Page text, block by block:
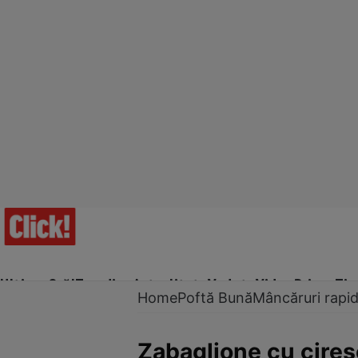
Ultima Oră!Trending Actualitate Vedete Video Prime Time
HomePoftă BunăMâncăruri
Zabaglione cu